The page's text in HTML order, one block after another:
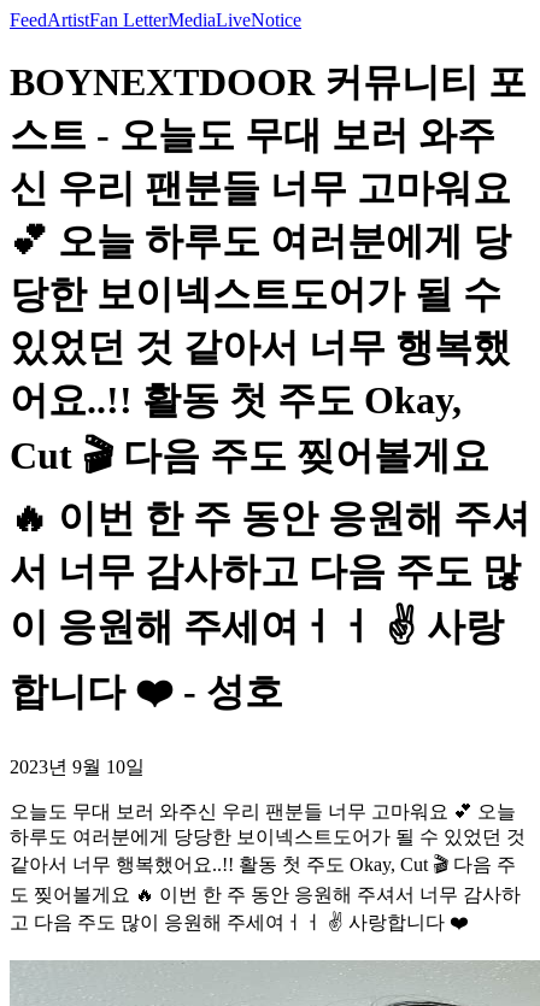
FeedArtistFan LetterMediaLiveNotice
BOYNEXTDOOR 커뮤니티 포
스트 - 오늘도 무대 보러 와주
신 우리 팬분들 너무 고마워요
💕 오늘 하루도 여러분에게 당
당한 보이넥스트도어가 될 수
있었던 것 같아서 너무 행복했
어요..!! 활동 첫 주도 Okay,
Cut 🎬 다음 주도 찢어볼게요
🔥 이번 한 주 동안 응원해 주셔
서 너무 감사하고 다음 주도 많
이 응원해 주세여ㅓㅓ ✌️ 사랑
합니다 ❤️ - 성호
2023년 9월 10일
오늘도 무대 보러 와주신 우리 팬분들 너무 고마워요 💕 오늘
하루도 여러분에게 당당한 보이넥스트도어가 될 수 있었던 것
같아서 너무 행복했어요..!! 활동 첫 주도 Okay, Cut 🎬 다음 주
도 찢어볼게요 🔥 이번 한 주 동안 응원해 주셔서 너무 감사하
고 다음 주도 많이 응원해 주세여ㅓㅓ ✌️ 사랑합니다 ❤️